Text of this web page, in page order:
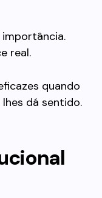
importância.
real.
quando
dá sentido.